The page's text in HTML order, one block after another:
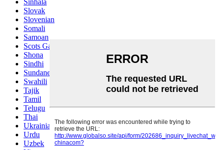
Slovak
Slovenian
Somali
Samoan
Scots Gaelic
Shona
Sindhi
Sundanese
Swahili
Tajik
Tamil
Telugu
Thai
Ukrainian
Urdu
Uzbek